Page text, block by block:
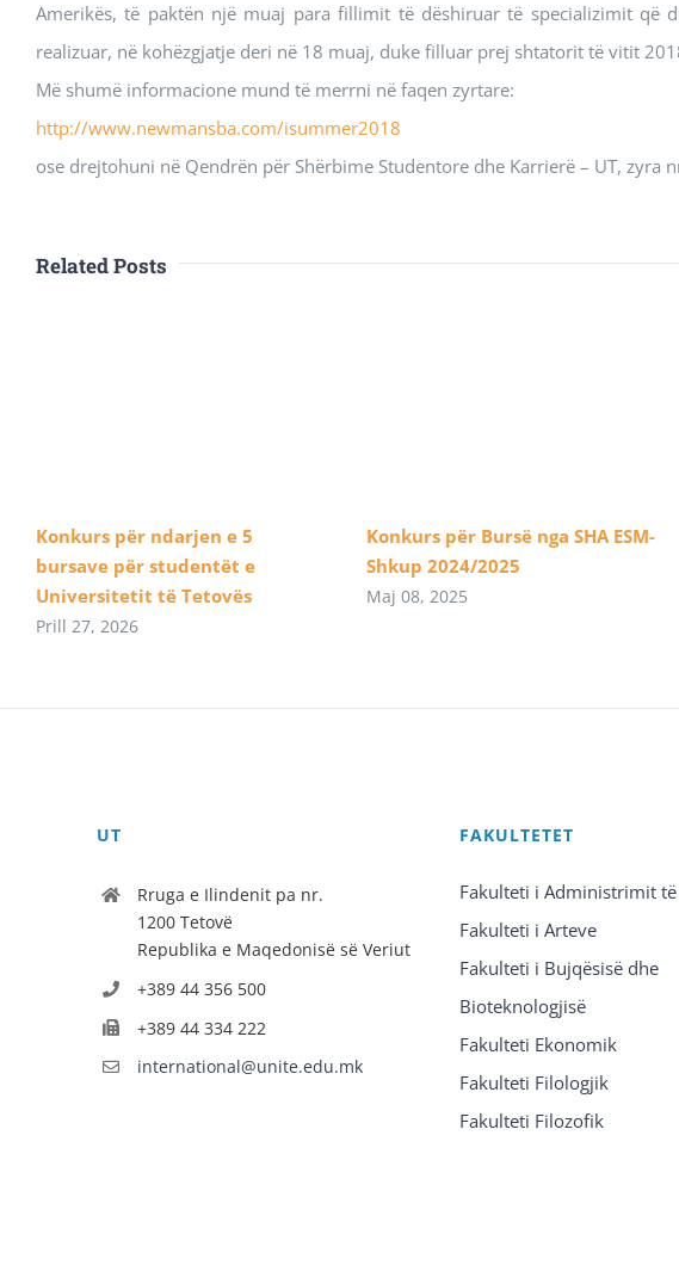
Amerikës, të paktën një muaj para fillimit të dëshiruar të specializimit që
realizuar, në kohëzgjatje deri në 18 muaj, duke filluar prej shtatorit të vitit
Më shumë informacione mund të merrni në faqen zyrtare:
http://www.newmansba.com/isummer2018
ose drejtohuni në Qendrën për Shërbime Studentore dhe Karrierë – UT, zyra
Related Posts
Konkurs për ndarjen e 5
bursave për studentët e
Universitetit të Tetovës
Prill 27, 2026
Konkurs për Bursë nga SHA ESM-
Shkup 2024/2025
Maj 08, 2025
UT
Rruga e Ilindenit pa nr.
1200 Tetovë
Republika e Maqedonisë së Veriut
+389 44 356 500
+389 44 334 222
international@unite.edu.mk
FAKULTETET
Fakulteti i Administrimit
Fakulteti i Arteve
Fakulteti i Bujqësisë dhe
Bioteknologjisë
Fakulteti Ekonomik
Fakulteti Filologjik
Fakulteti Filozofik